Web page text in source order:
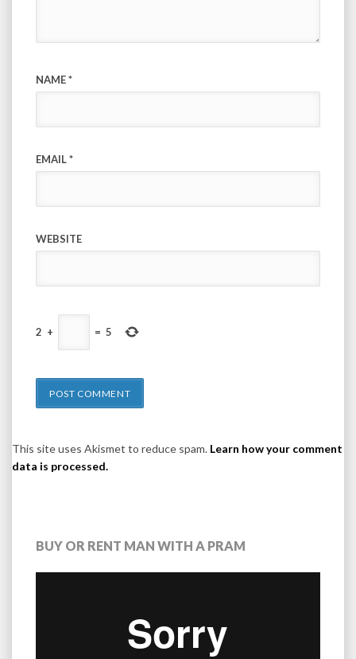
NAME*
EMAIL*
WEBSITE
2 + = 5
This site uses Akismet to reduce spam. Learn how your comment
data is processed.
BUY OR RENT MAN WITH A PRAM